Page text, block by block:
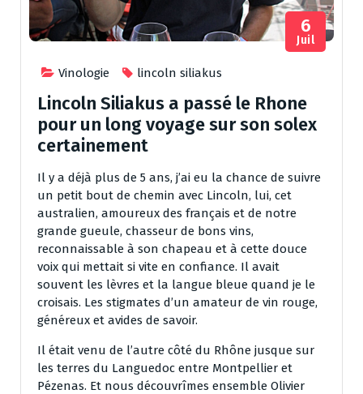
Vinologie lincoln siliakus
6
Juil
Lincoln Siliakus a passé le Rhone
pour un long voyage sur son solex
certainement
Il y a déjà plus de 5 ans, j’ai eu la chance de suivre
un petit bout de chemin avec Lincoln, lui, cet
australien, amoureux des français et de notre
grande gueule, chasseur de bons vins,
reconnaissable à son chapeau et à cette douce
voix qui mettait si vite en confiance. Il avait
souvent les lèvres et la langue bleue quand je le
croisais. Les stigmates d’un amateur de vin rouge,
généreux et avides de savoir.
Il était venu de l’autre côté du Rhône jusque sur
les terres du Languedoc entre Montpellier et
Pézenas. Et nous découvrîmes ensemble Olivier